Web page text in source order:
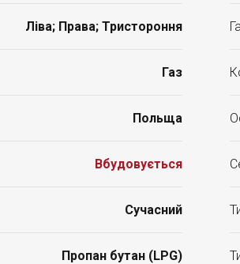
Ліва; Права; Тристороння
Газ
Польща
Вбудовується
Сучасний
Пропан бутан (LPG)